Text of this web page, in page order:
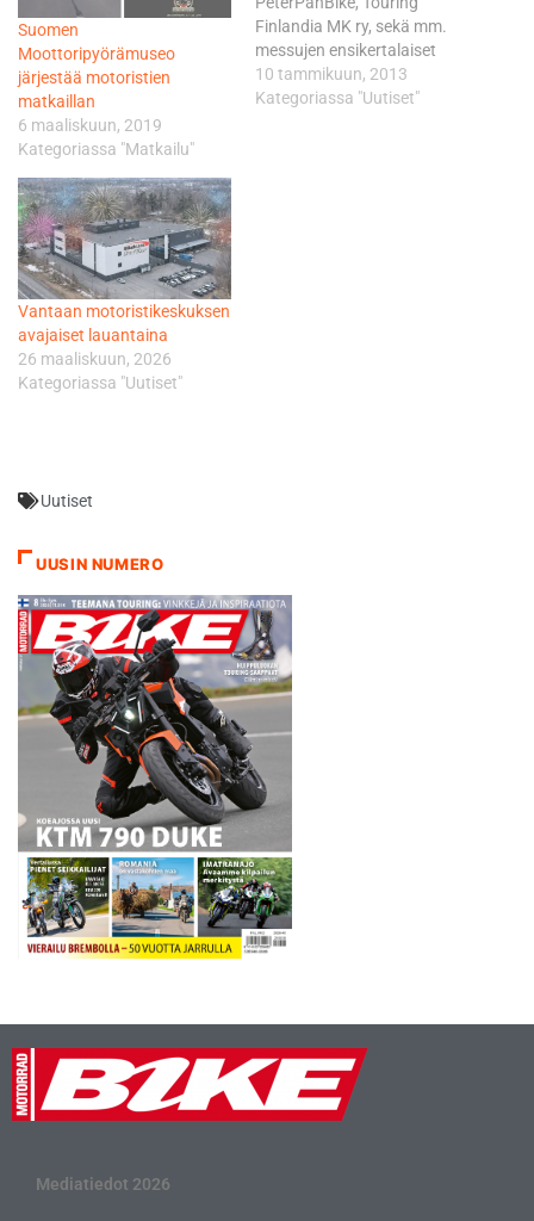
Suomen
Moottoripyörämuseo
järjestää motoristien
matkaillan
6 maaliskuun, 2019
Kategoriassa "Matkailu"
Finlandia MK ry, sekä mm.
messujen ensikertalaiset
norjalainen Route 66 USA
sekä ruotsalainen DaveUSA.
10 tammikuun, 2013
Kategoriassa "Uutiset"
Vantaan motoristikeskuksen
avajaiset lauantaina
26 maaliskuun, 2026
Kategoriassa "Uutiset"
Uutiset
UUSIN NUMERO
Mediatiedot 2026